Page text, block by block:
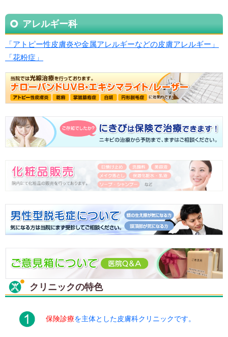
アレルギー科
「アトピー性皮膚炎や金属アレルギーなどの皮膚アレルギー」
「花粉症」
クリニックの特色
保険診療を主体とした皮膚科クリニックです。